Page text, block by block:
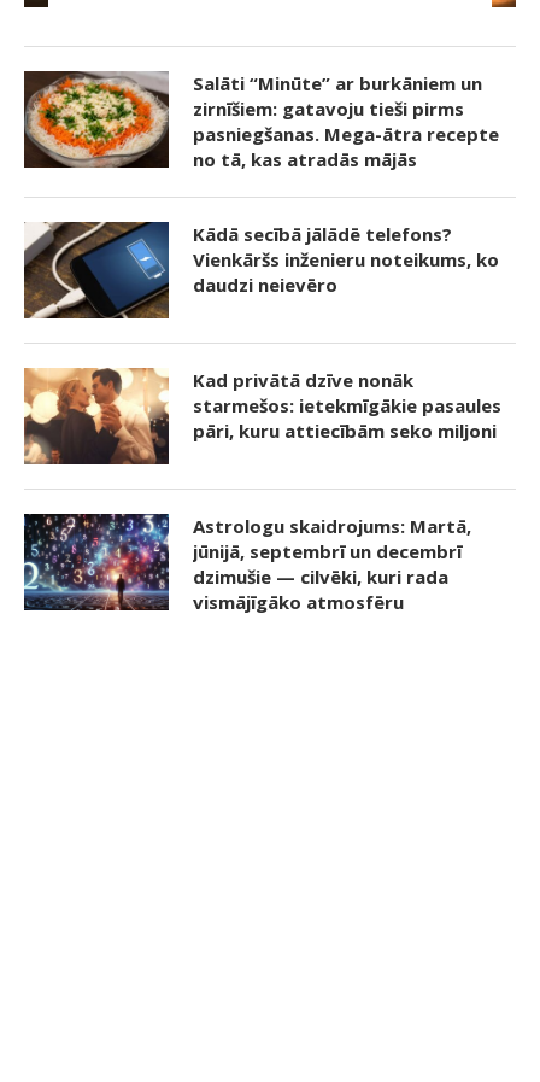
Salāti “Minūte” ar burkāniem un
zirnīšiem: gatavoju tieši pirms
pasniegšanas. Mega-ātra recepte
no tā, kas atradās mājās
Kādā secībā jālādē telefons?
Vienkāršs inženieru noteikums, ko
daudzi neievēro
Kad privātā dzīve nonāk
starmešos: ietekmīgākie pasaules
pāri, kuru attiecībām seko miljoni
Astrologu skaidrojums: Martā,
jūnijā, septembrī un decembrī
dzimušie — cilvēki, kuri rada
vismājīgāko atmosfēru